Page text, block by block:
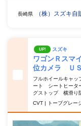
長崎県 （株）スズキ
UP! スズキ
ワゴンＲス
位カメラ Ｕ
フルホイールキャ
ート シートヒータ
グストップ 横滑り
CVT | トープグレー